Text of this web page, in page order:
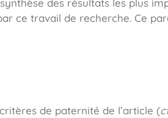
des résultats les plus
ce travail de recherche. Ce
de paternité de l’article (